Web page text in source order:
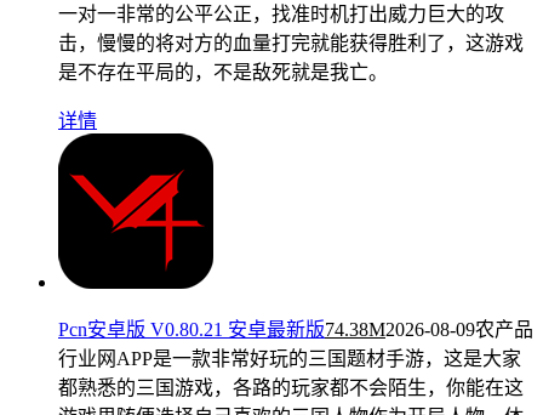
一对一非常的公平公正，找准时机打出威力巨大的攻
击，慢慢的将对方的血量打完就能获得胜利了，这游戏
是不存在平局的，不是敌死就是我亡。
详情
Pcn安卓版 V0.80.21 安卓最新版74.38M2026-08-09农产品
行业网APP是一款非常好玩的三国题材手游，这是大家
都熟悉的三国游戏，各路的玩家都不会陌生，你能在这